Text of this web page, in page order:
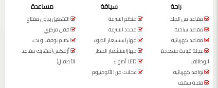
راحة
مقاعد من الجلد
مقاعد ساخنة
مقاعد كهربائية
عجلة قيادة متعددة
الوظائف
نوافذ كهربائية
فتحة سقف
سياقة
منظم السرعة
محدد السرعة
جهاز استشعار الضوء
جهازاستشعار المطر
LED أضواء
عجلات من الألومنيوم
مساعدة
التشغيل بدون مفتاح
قفل مركزي
نضام توقف و بدء
أزفكس (مشابك مقاعد
الأطفال)